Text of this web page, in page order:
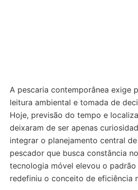
A pescaria contemporânea exige
leitura ambiental e tomada de
Hoje, previsão do tempo e
deixaram de ser apenas
integrar o planejamento central
pescador que busca constância
tecnologia móvel elevou o
redefiniu o conceito de eficiência